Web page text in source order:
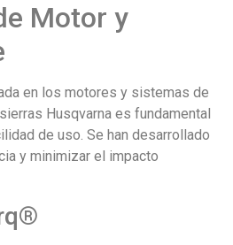
Motor y
en los motores y sistemas de
Husqvarna es fundamental
de uso. Se han desarrollado
y minimizar el impacto